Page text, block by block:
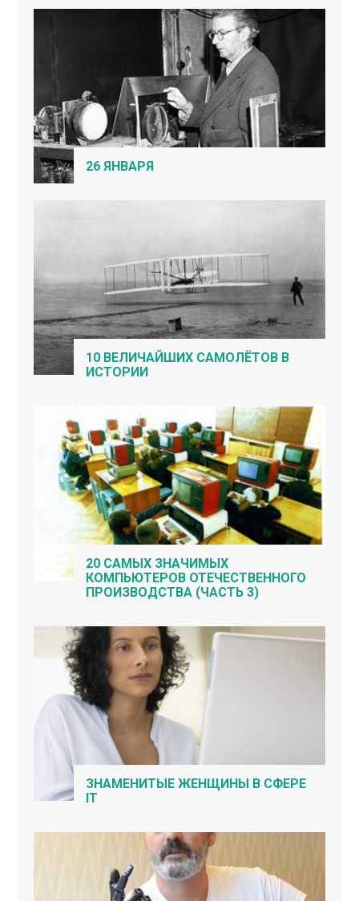
26 ЯНВАРЯ
10 ВЕЛИЧАЙШИХ САМОЛЁТОВ В
ИСТОРИИ
20 САМЫХ ЗНАЧИМЫХ
КОМПЬЮТЕРОВ ОТЕЧЕСТВЕННОГО
ПРОИЗВОДСТВА (ЧАСТЬ 3)
ЗНАМЕНИТЫЕ ЖЕНЩИНЫ В СФЕРЕ
IT